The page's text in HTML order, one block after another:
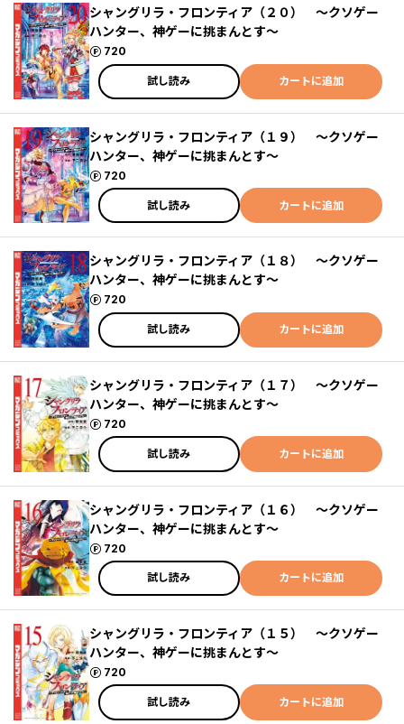
シャングリラ・フロンティア（２０） ～クソゲー
ハンター、神ゲーに挑まんとす～
720
ポイント
試し読み カートに追加
シャングリラ・フロンティア（１９） ～クソゲー
ハンター、神ゲーに挑まんとす～
720
ポイント
試し読み カートに追加
シャングリラ・フロンティア（１８） ～クソゲー
ハンター、神ゲーに挑まんとす～
720
ポイント
試し読み カートに追加
シャングリラ・フロンティア（１７） ～クソゲー
ハンター、神ゲーに挑まんとす～
720
ポイント
試し読み カートに追加
シャングリラ・フロンティア（１６） ～クソゲー
ハンター、神ゲーに挑まんとす～
720
ポイント
試し読み カートに追加
シャングリラ・フロンティア（１５） ～クソゲー
ハンター、神ゲーに挑まんとす～
720
ポイント
試し読み カートに追加